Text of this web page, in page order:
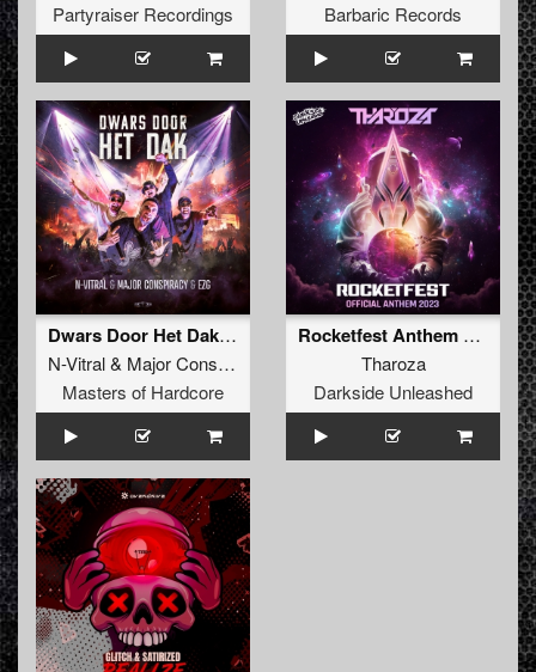
Partyraiser Recordings
Barbaric Records
Dwars Door Het Dak (Original Mix)
N-Vitral& Major Conspiracy
Masters of Hardcore
Rocketfest Anthem 2023 (Extended Mix)
Tharoza
Darkside Unleashed